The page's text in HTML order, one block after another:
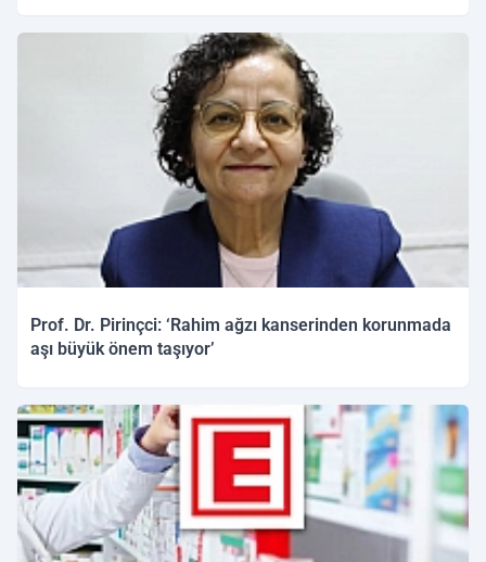
Prof. Dr. Pirinçci: ‘Rahim ağzı kanserinden korunmada
aşı büyük önem taşıyor’